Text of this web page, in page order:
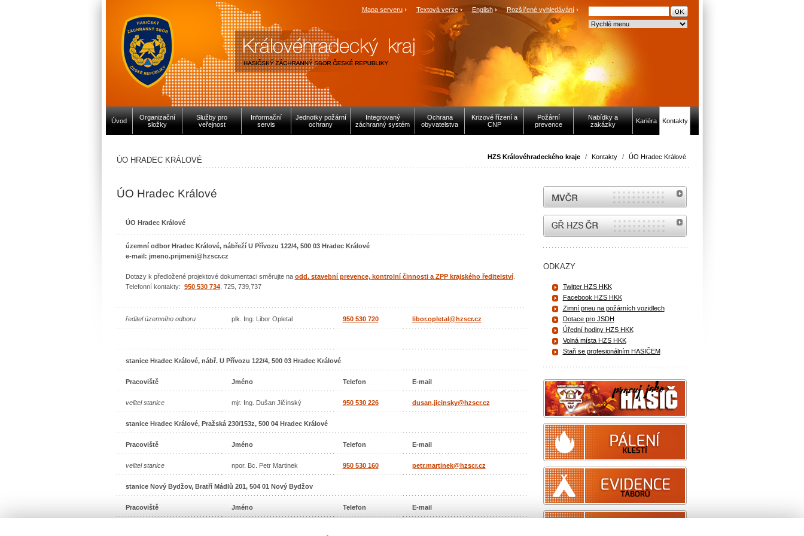
Mapa serveru Textová verze English Rozšířené vyhledávání
Úvod
Organizační
složky
Služby pro
veřejnost
Informační
servis
Jednotky požární
ochrany
Integrovaný
záchranný systém
Ochrana
obyvatelstva
Krizové řízení a
CNP
Požární
prevence
Nabídky a
zakázky
Kariéra Kontakty
HZS Královéhradeckého kraje / Kontakty / ÚO Hradec Králové
ÚO HRADEC KRÁLOVÉ
ÚO Hradec Králové
ÚO Hradec Králové
územní odbor Hradec Králové, nábřeží U Přívozu 122/4, 500 03 Hradec Králové
e-mail: jmeno.prijmeni@hzscr.cz
Dotazy k předložené projektové dokumentaci směrujte na odd. stavební prevence, kontrolní činnosti a ZPP krajského ředitelství.
Telefonní kontakty: 950 530 734, 725, 739,737
ředitel územního odboru plk. Ing. Libor Opletal 950 530 720 libor.opletal@hzscr.cz
stanice Hradec Králové, nábř. U Přívozu 122/4, 500 03 Hradec Králové
Pracoviště Jméno Telefon E-mail
velitel stanice mjr. Ing. Dušan Jičínský 950 530 226 dusan.jicinsky@hzscr.cz
stanice Hradec Králové, Pražská 230/153z, 500 04 Hradec Králové
Pracoviště Jméno Telefon E-mail
velitel stanice npor. Bc. Petr Martinek 950 530 160 petr.martinek@hzscr.cz
stanice Nový Bydžov, Bratří Mádlů 201, 504 01 Nový Bydžov
Pracoviště Jméno Telefon E-mail
MVČR
internetové stránky Hasiči ČR
ODKAZY
Twitter HZS HKK
Facebook HZS HKK
Zimní pneu na požárních vozidlech
Dotace pro JSDH
Úřední hodiny HZS HKK
Volná místa HZS HKK
Staň se profesionálním HASIČEM